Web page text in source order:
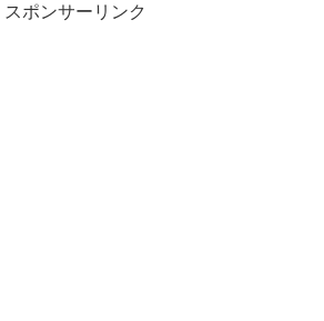
スポンサーリンク